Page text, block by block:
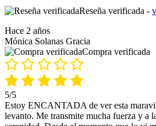
Reseña verificada -
Hace 2 años
Mónica Solanas Gracia
Compra verificada
5/5
Estoy ENCANTADA de ver esta
levanto. Me transmite mucha fuerza y a